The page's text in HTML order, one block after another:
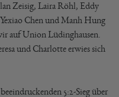
Zeisig, Laira Röhl, Eddy
Chen und Manh Hung
auf Union Lüdinghausen.
und Charlotte erwies sich
5:2-Sieg über